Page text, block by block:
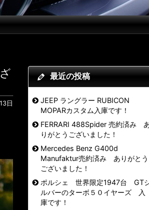
日
最近の投稿
JEEP ラングラー RUBICON
MOPARカスタム入庫です！
FERRARI 488Spider 売約済み
りがとうございました！
Mercedes Benz G400d
Manufaktur売約済み ありがとう
ございました！
ポルシェ 世界限定1947台 GT
ルバーのターボ５０イヤーズ 入
庫です！